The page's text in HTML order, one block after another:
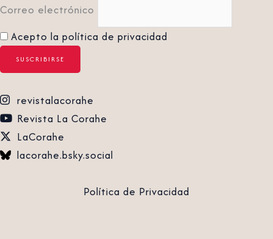
Correo electrónico
Acepto la política de privacidad
revistalacorahe
Revista La Corahe
LaCorahe
lacorahe.bsky.social‬
Política de Privacidad